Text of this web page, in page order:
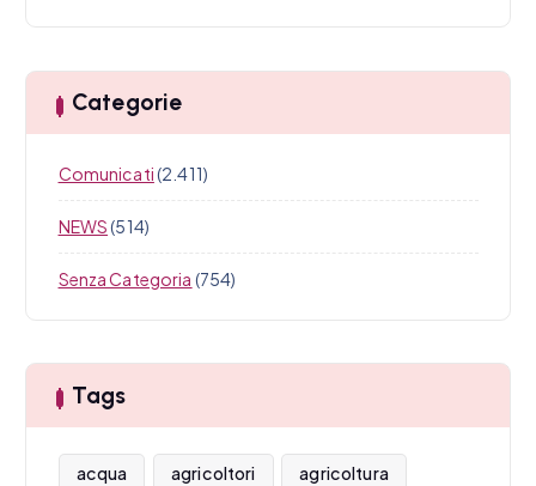
Categorie
Comunicati(2.411)
NEWS(514)
Senza Categoria (754)
Tags
acqua agricoltori agricoltura